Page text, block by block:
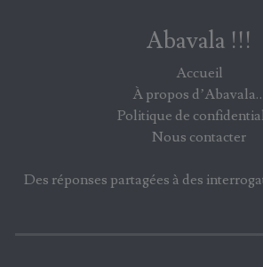
Abavala !!!
Accueil
À propos
Politique de
Nous contacter
Des réponses partagées à des